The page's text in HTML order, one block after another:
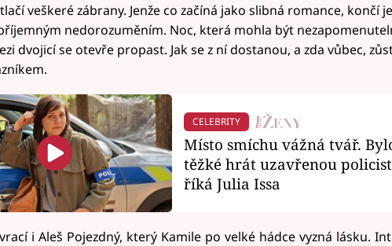
veškeré zábrany. Jenže co začíná jako slibná romance, končí
nedorozuměním. Noc, která mohla být
dvojicí se otevře propast. Jak se z ní dostanou, a zda vůbec,
CELEBRITY
Místo smíchu vážná tvář.
těžké hrát uzavřenou
říká Julia Issa
i Aleš Pojezdný, který Kamile po velké hádce vyzná lásku.